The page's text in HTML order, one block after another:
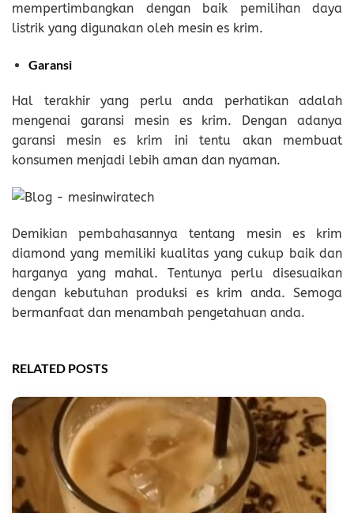
mempertimbangkan dengan baik pemilihan daya
listrik yang digunakan oleh mesin es krim.
Garansi
Hal terakhir yang perlu anda perhatikan adalah
mengenai garansi mesin es krim. Dengan adanya
garansi mesin es krim ini tentu akan membuat
konsumen menjadi lebih aman dan nyaman.
Demikian pembahasannya tentang mesin es krim
diamond yang memiliki kualitas yang cukup baik dan
harganya yang mahal. Tentunya perlu disesuaikan
dengan kebutuhan produksi es krim anda. Semoga
bermanfaat dan menambah pengetahuan anda.
RELATED POSTS